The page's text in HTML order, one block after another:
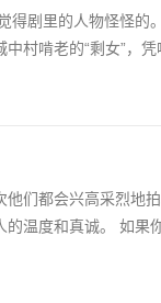
剧里的人物怪怪的
村啃老的“剩女”，
们都会兴高采烈地
温度和真诚。 如果